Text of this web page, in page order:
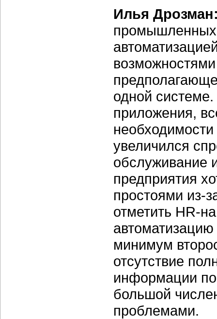
Илья
промышленных
одной
приложения,
увеличился
обслуживание
предприятия
простоями из-
отметить HR-
минимум
отсутствие
информации
большой
проблемами.